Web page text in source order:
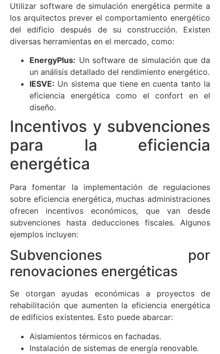
Utilizar software de simulación energética permite a
los arquitectos prever el comportamiento energético
del edificio después de su construcción. Existen
diversas herramientas en el mercado, como:
EnergyPlus: Un software de simulación que da
un análisis detallado del rendimiento energético.
IESVE: Un sistema que tiene en cuenta tanto la
eficiencia energética como el confort en el
diseño.
Incentivos y subvenciones
para la eficiencia
energética
Para fomentar la implementación de regulaciones
sobre eficiencia energética, muchas administraciones
ofrecen incentivos económicos, que van desde
subvenciones hasta deducciones fiscales. Algunos
ejemplos incluyen:
Subvenciones por
renovaciones energéticas
Se otorgan ayudas económicas a proyectos de
rehabilitación que aumenten la eficiencia energética
de edificios existentes. Esto puede abarcar:
Aislamientos térmicos en fachadas.
Instalación de sistemas de energía renovable.